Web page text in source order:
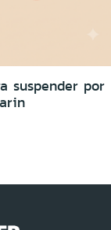
suspender por